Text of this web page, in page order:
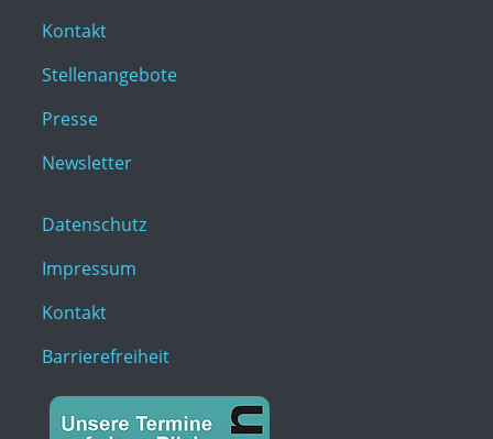
Kontakt
Stellenangebote
Presse
Newsletter
Datenschutz
Impressum
Kontakt
Barrierefreiheit